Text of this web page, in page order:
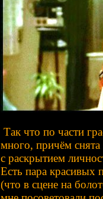
Так что по части
много, причём
с раскрытием
Есть пара красивых
(что в сцене на